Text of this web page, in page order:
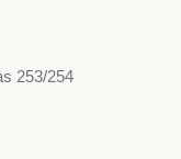
253/254